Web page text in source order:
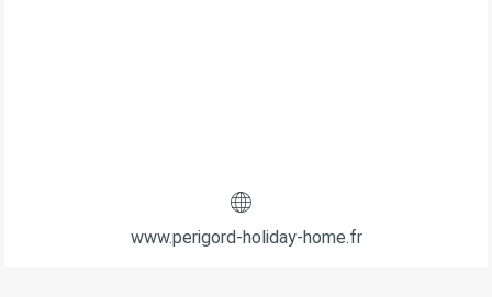
www.perigord-holiday-home.fr